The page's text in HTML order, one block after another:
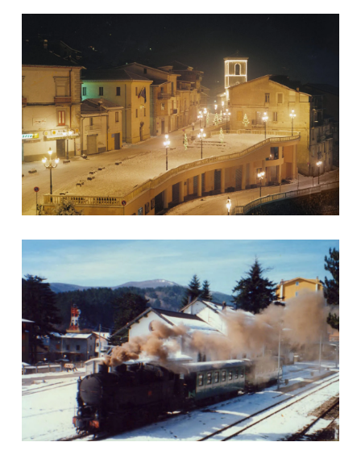
Treno